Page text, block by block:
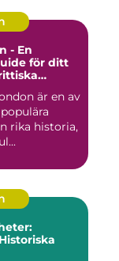
- En
för ditt
rika historia,